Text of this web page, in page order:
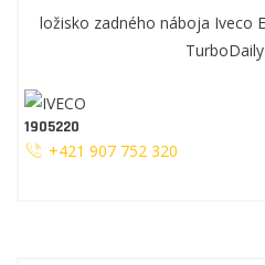
ložisko zadného náboja Iveco
1905220
+421 907 752 320